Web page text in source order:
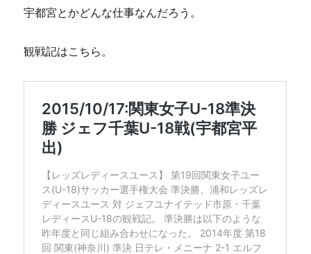
宇都宮とかどんな仕事なんだろう。
観戦記はこちら。